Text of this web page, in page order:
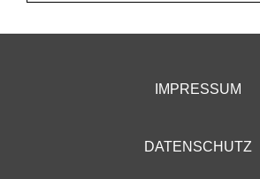
IMPRESSUM
DATENSCHUTZ